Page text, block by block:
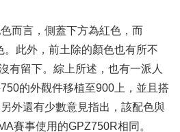
而言，側蓋下方為紅色，而
此外，前土除的顏色也有所不
有留下。綜上所述，也有一派人
的外觀件移植至900上，並且搭
外還有少數意見指出，該配色與
賽事使用的GPZ750R相同。